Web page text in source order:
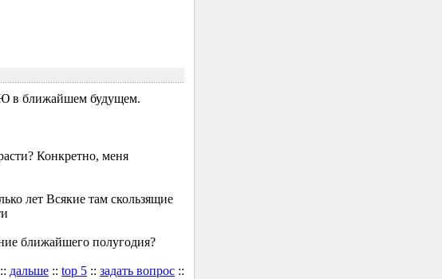
в ближайшем будущем.
Конкретно, меня
лет Всякие там скользящие
ближайшего полугодия?
:: дальше :: top 5 :: задать вопрос ::